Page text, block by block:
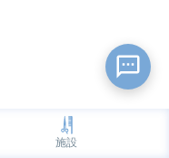
施設